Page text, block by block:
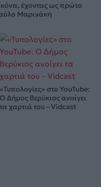
έχοντας ως πρώτο
Μαρινάκη
«Τυπολογίες» στο YouTube:
Ο Δήμος Βερύκιος ανοίγει
τα χαρτιά του – Vidcast